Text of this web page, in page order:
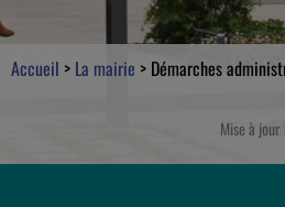
Accueil > La mairie > Démarches
Mise à